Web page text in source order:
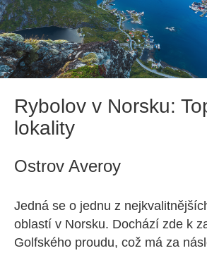
Rybolov v Norsku:
lokality
Ostrov Averoy
Jedná se o jednu z
oblastí v Norsku. Dochází zde k
Golfského proudu, což má za